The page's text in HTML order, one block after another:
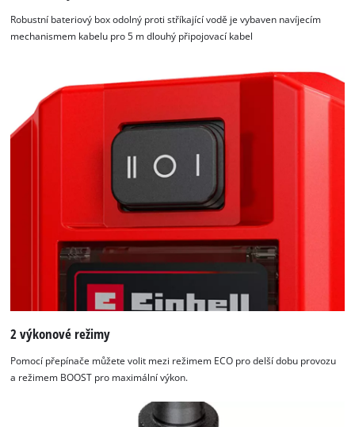
the
site
add
this
technologies
Usercentrics
Consent
Management
Platform
Robustní bateriový box odolný proti stříkající vodě je vybaven navíjecím
mechanismem kabelu pro 5 m dlouhý připojovací kabel
2 výkonové režimy
Pomocí přepínače můžete volit mezi režimem ECO pro delší dobu provozu
a režimem BOOST pro maximální výkon.